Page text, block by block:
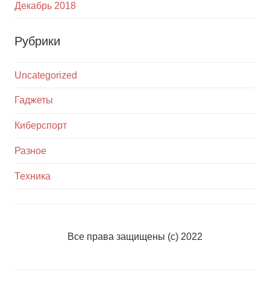
Декабрь 2018
Рубрики
Uncategorized
Гаджеты
Киберспорт
Разное
Техника
Все права защищены (с) 2022